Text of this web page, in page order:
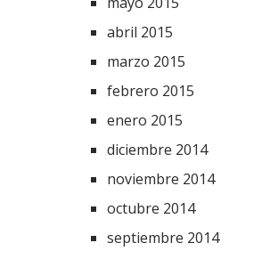
abril 2015
marzo 2015
febrero 2015
enero 2015
diciembre 2014
noviembre 2014
octubre 2014
septiembre 2014